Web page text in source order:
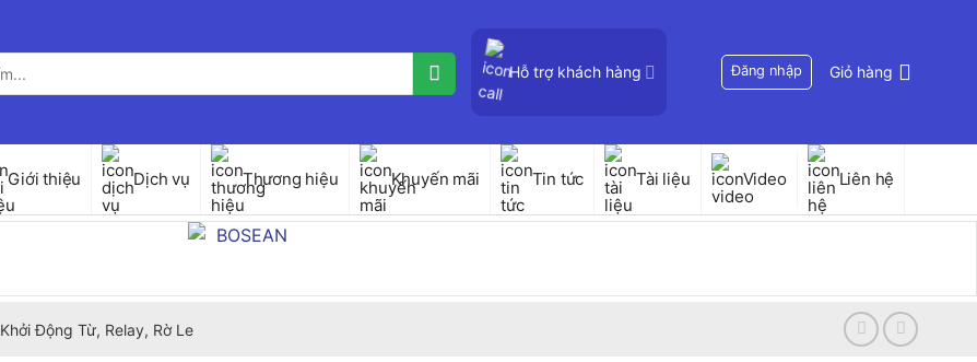
Hỗ trợ khách hàng Đăng nhập Giỏ hàng
Giới thiệu Dịch vụ Thương hiệu Khuyến mãi Tin tức Tài liệu Video Liên hệ
Khởi Động Từ, Relay, Rờ Le